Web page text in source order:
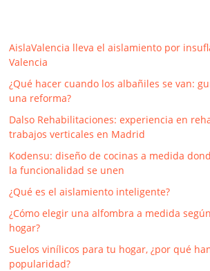
AislaValencia lleva el aislamiento por
Valencia
¿Qué hacer cuando los albañiles se van:
una reforma?
Dalso Rehabilitaciones: experiencia en
trabajos verticales en Madrid
Kodensu: diseño de cocinas a medida
la funcionalidad se unen
¿Qué es el aislamiento inteligente?
¿Cómo elegir una alfombra a medida
hogar?
Suelos vinílicos para tu hogar, ¿por qué
popularidad?